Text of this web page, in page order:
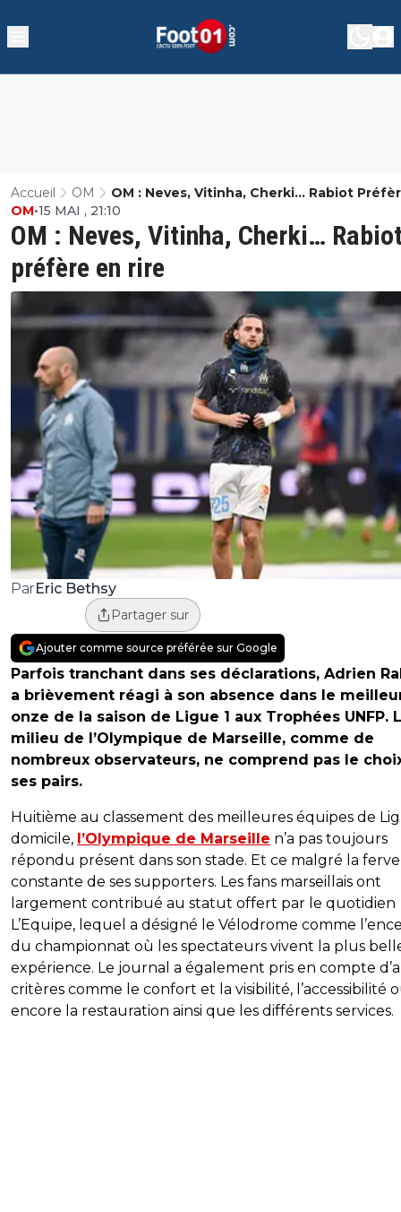
Accueil OM
OM : Neves, Vitinha, Cherki… Rabiot
Rire
OM : Neves, Vitinha, Cherki…
préfère en rire
OM•15 MAI , 21:10
ParEric Bethsy
Partager sur
Ajouter comme source préférée sur Google
Parfois tranchant dans ses déclarations, Adrien
a brièvement réagi à son absence dans le
onze de la saison de Ligue 1 aux Trophées UNFP.
milieu de l’Olympique de Marseille, comme de
nombreux observateurs, ne comprend pas le
ses pairs.
Huitième au classement des meilleures équipes de
domicile, l’Olympique de Marseille n’a pas toujours
répondu présent dans son stade. Et ce malgré la
constante de ses supporters. Les fans marseillais ont
largement contribué au statut offert par le quotidien
L’Equipe, lequel a désigné le Vélodrome comme
du championnat où les spectateurs vivent la plus
expérience. Le journal a également pris en compte
critères comme le confort et la visibilité, l’accessibilité
encore la restauration ainsi que les différents services.